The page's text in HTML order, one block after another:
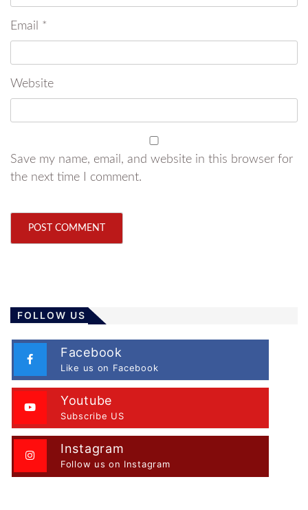
Email *
Website
Save my name, email, and website in this browser for
the next time I comment.
FOLLOW US
Facebook
Like us on Facebook
Youtube
Subscribe US
Instagram
Follow us on Instagram